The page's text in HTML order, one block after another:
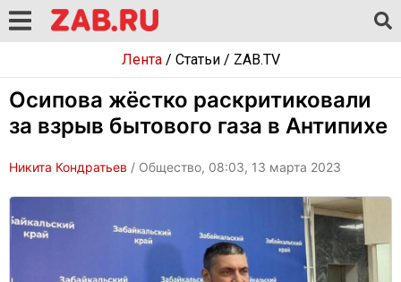
Лента/ Статьи/ ZAB.TV
Осипова жёстко раскритиковали
за взрыв бытового газа в Антипихе
Никита Кондратьев / Общество, 08:03, 13 марта 2023